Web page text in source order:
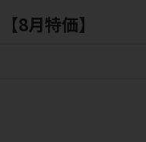
8月特価】